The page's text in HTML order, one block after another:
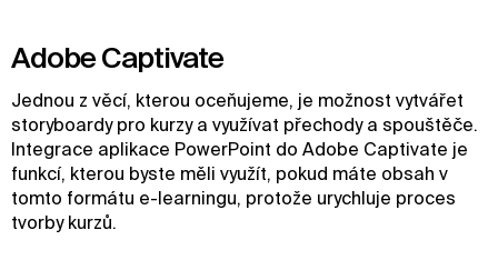
Adobe Captivate
Jednou z věcí, kterou oceňujeme, je možnost vytvářet
storyboardy pro kurzy a využívat přechody a spouštěče.
Integrace aplikace PowerPoint do Adobe Captivate je
funkcí, kterou byste měli využít, pokud máte obsah v
tomto formátu e-learningu, protože urychluje proces
tvorby kurzů.